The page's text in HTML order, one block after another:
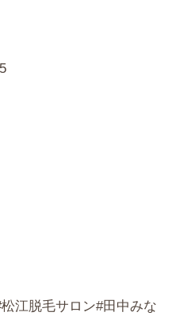
江脱毛サロン#田中みな